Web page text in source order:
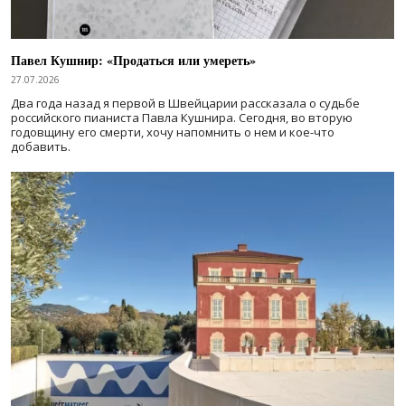
Павел Кушнир: «Продаться или умереть»
27.07.2026
Два года назад я первой в Швейцарии рассказала о судьбе
российского пианиста Павла Кушнира. Сегодня, во вторую
годовщину его смерти, хочу напомнить о нем и кое-что
добавить.